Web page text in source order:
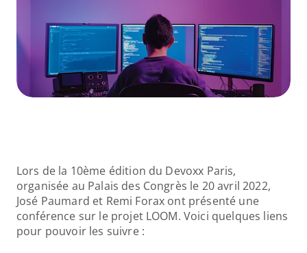
Lors de la 10ème édition du Devoxx Paris,
organisée au Palais des Congrès le 20 avril 2022,
José Paumard et Remi Forax ont présenté une
conférence sur le projet LOOM. Voici quelques liens
pour pouvoir les suivre :